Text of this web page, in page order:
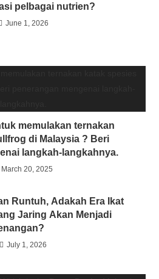
pelbagai nutrien?
June 1, 2026
memulakan ternakan
di Malaysia ? Beri
langkah-langkahnya.
March 20, 2025
Runtuh, Adakah Era Ikat
Jaring Akan Menjadi
July 1, 2026